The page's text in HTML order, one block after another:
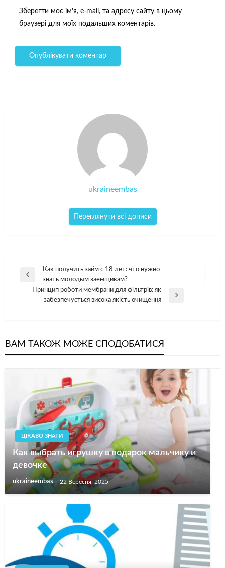
Зберегти моє ім'я, e-mail, та адресу сайту в цьому
браузері для моїх подальших коментарів.
ukraineembas
Переглянути всі дописи
Навігація
записів
Попередній
допис
Как получить займ с 18 лет: что нужно
знать молодым заемщикам?
Наступний
Принцип роботи мембрани для фільтрів: як
забезпечується висока якість очищення
ВАМ ТАКОЖ МОЖЕ СПОДОБАТИСЯ
ЦІКАВО ЗНАТИ
Как выбрать игрушку в подарок мальчику и
девочке
ukraineembas 22 Вересня, 2025